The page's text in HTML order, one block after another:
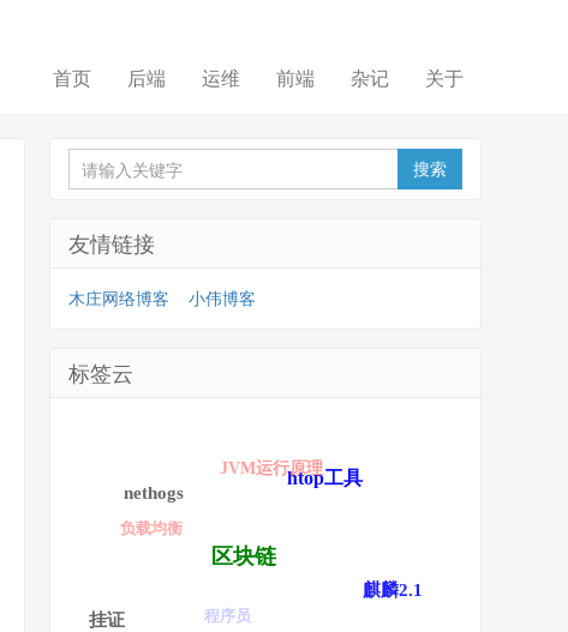
首页 后端 运维 前端 杂记 关于
友情链接
木庄网络博客 小伟博客
标签云
麒麟2.1
区块链
挂证
nethogs
htop工具
负载均衡
程序员
JVM运行原理